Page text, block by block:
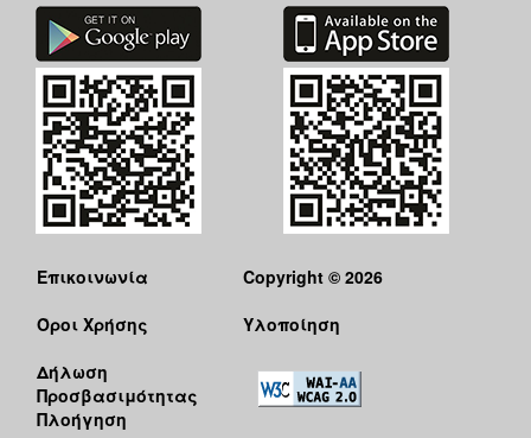
Επικοινωνία
Όροι Χρήσης
Δήλωση
Προσβασιμότητας
Πλοήγηση
Copyright © 2026
Υλοποίηση